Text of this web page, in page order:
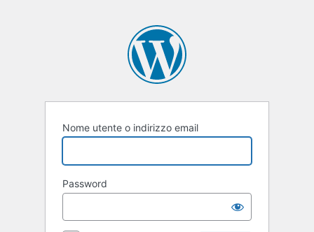
Nome utente o indirizzo email
Password